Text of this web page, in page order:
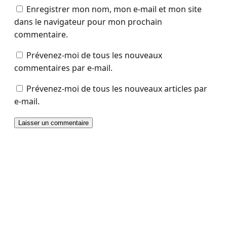
Enregistrer mon nom, mon e-mail et mon site
dans le navigateur pour mon prochain
commentaire.
Prévenez-moi de tous les nouveaux
commentaires par e-mail.
Prévenez-moi de tous les nouveaux articles par
e-mail.